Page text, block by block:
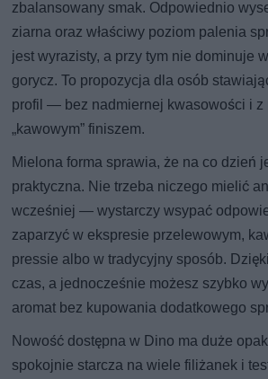
zbalansowany smak. Odpowiednio
ziarna oraz właściwy poziom palenia
jest wyrazisty, a przy tym nie dominuje
gorycz. To propozycja dla osób
profil — bez nadmiernej kwasowości i z
„kawowym” finiszem.
Mielona forma sprawia, że na co dzień
praktyczna. Nie trzeba niczego mielić
wcześniej — wystarczy wsypać
zaparzyć w ekspresie przelewowym,
pressie albo w tradycyjny sposób.
czas, a jednocześnie możesz szybko
aromat bez kupowania dodatkowego
Nowość dostępna w Dino ma duże
spokojnie starcza na wiele filiżanek i